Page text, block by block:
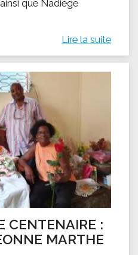
que Nadiège
Lire la suite
CENTENAIRE :
MARTHE